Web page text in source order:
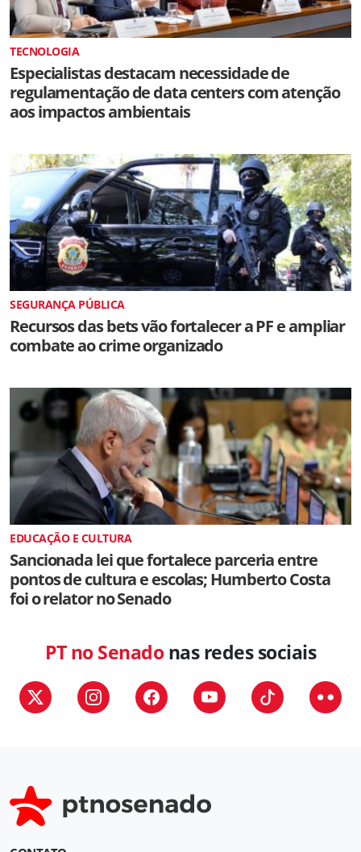
TECNOLOGIA
Especialistas destacam necessidade de
regulamentação de data centers com atenção
aos impactos ambientais
SEGURANÇA PÚBLICA
Recursos das bets vão fortalecer a PF e ampliar
combate ao crime organizado
EDUCAÇÃO E CULTURA
Sancionada lei que fortalece parceria entre
pontos de cultura e escolas; Humberto Costa
foi o relator no Senado
PT no Senadonas redes sociais